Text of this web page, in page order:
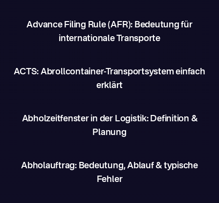
Advance Filing Rule (AFR): Bedeutung für
internationale Transporte
ACTS: Abrollcontainer-Transportsystem einfach
erklärt
Abholzeitfenster in der Logistik: Definition &
Planung
Abholauftrag: Bedeutung, Ablauf & typische
Fehler